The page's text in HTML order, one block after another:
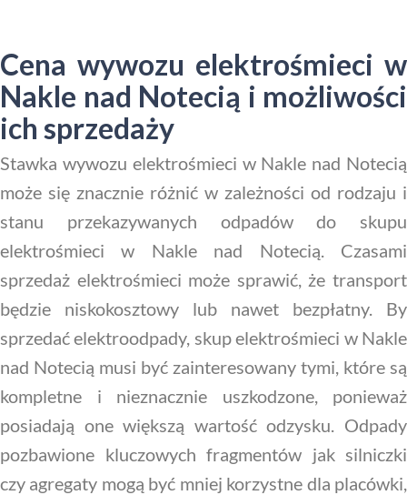
Cena wywozu elektrośmieci w
Nakle nad Notecią i możliwości
ich sprzedaży
Stawka wywozu elektrośmieci w Nakle nad Notecią
może się znacznie różnić w zależności od rodzaju i
stanu przekazywanych odpadów do skupu
elektrośmieci w Nakle nad Notecią. Czasami
sprzedaż elektrośmieci może sprawić, że transport
będzie niskokosztowy lub nawet bezpłatny. By
sprzedać elektroodpady, skup elektrośmieci w Nakle
nad Notecią musi być zainteresowany tymi, które są
kompletne i nieznacznie uszkodzone, ponieważ
posiadają one większą wartość odzysku. Odpady
pozbawione kluczowych fragmentów jak silniczki
czy agregaty mogą być mniej korzystne dla placówki,